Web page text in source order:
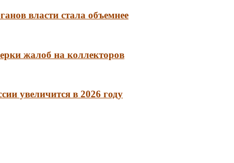
власти стала объемнее
жалоб на коллекторов
увеличится в 2026 году